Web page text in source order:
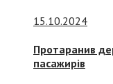
15.10.2024
Протаранив
пасажирів